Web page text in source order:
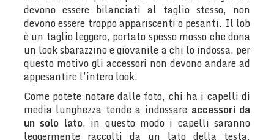
devono essere bilanciati al taglio stesso, non
devono essere troppo appariscenti o pesanti. Il lob
è un taglio leggero, portato spesso mosso che dona
un look sbarazzino e giovanile a chi lo indossa, per
questo motivo gli accessori non devono andare ad
appesantire l’intero look.
Come potete notare dalle foto, chi ha i capelli di
media lunghezza tende a indossare accessori da
un solo lato, in questo modo i capelli saranno
leggermente raccolti da un lato della testa,